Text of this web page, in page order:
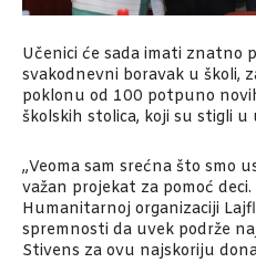
Učenici će sada imati znatno
svakodnevni boravak u školi,
poklonu od 100 potpuno
školskih stolica, koji su stigli u
„Veoma sam srećna što smo
važan projekat za pomoć
Humanitarnoj organizaciji
spremnosti da uvek podrže
Stivens za ovu najskoriju